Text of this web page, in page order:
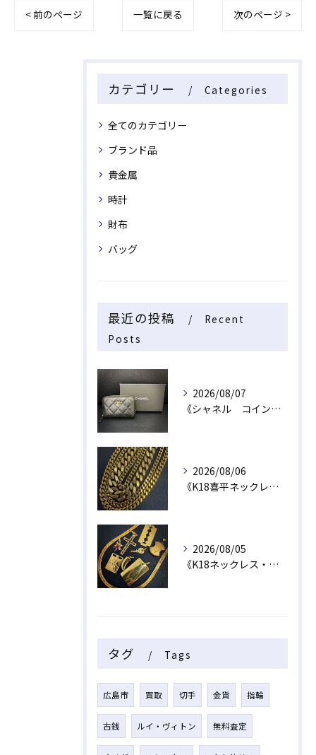
< 前のページ 一覧に戻る 次のページ >
カテゴリー Categories
全てのカテゴリー
ブランド品
貴金属
時計
財布
バッグ
最近の投稿
Recent
Posts
2026/08/07
《シャネル コインケース》
2026/08/06
《K18喜平ネックレス・ブレスレット》
2026/08/05
《K18ネックレス・トップ》
タグ Tags
広島市 買取 切手 金貨 指輪
古銭 ルイ・ヴィトン 無料査定